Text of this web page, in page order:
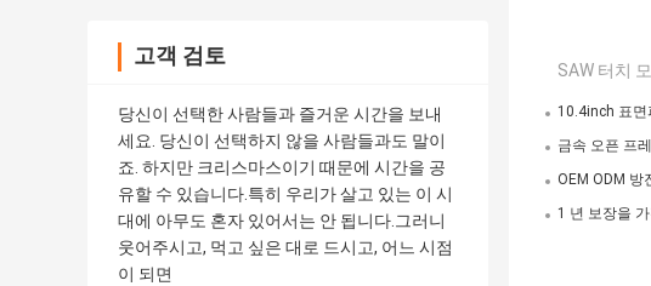
고객 검토
당신이 선택한 사람들과 즐거운 시간을 보내
세요. 당신이 선택하지 않을 사람들과도 말이
죠. 하지만 크리스마스이기 때문에 시간을 공
유할 수 있습니다.특히 우리가 살고 있는 이 시
대에 아무도 혼자 있어서는 안 됩니다.그러니
웃어주시고, 먹고 싶은 대로 드시고, 어느 시점
이 되면
SAW 터치
10.4inch 표면
금속 오픈 프
OEM ODM 방
1 년 보장을